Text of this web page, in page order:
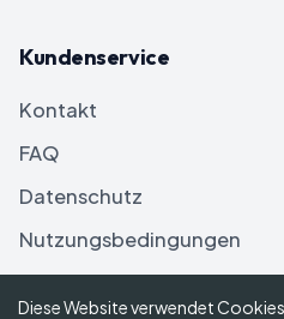
Kundenservice
Kontakt
FAQ
Datenschutz
Nutzungsbedingungen
Haftungsausschluss
Diese Website verwendet